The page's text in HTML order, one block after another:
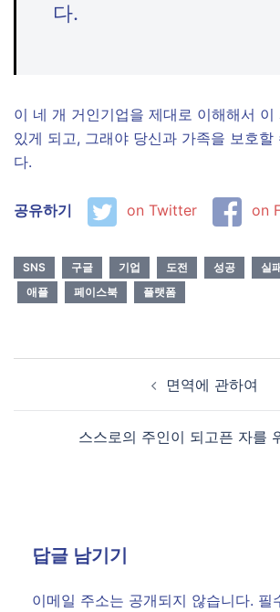
다.
이 네 개 거인기업을 제대로 이해해서 이
있게 되고, 그래야 당신과 가족을 보호할
다.
공유하기 on Twitter on
SNS 구글 기업 도전 성공 실
애플
페이스북 플랫폼
면역에 관하여
스스로의 주인이 되고픈 자를
답글 남기기
이메일 주소는 공개되지 않습니다. 필